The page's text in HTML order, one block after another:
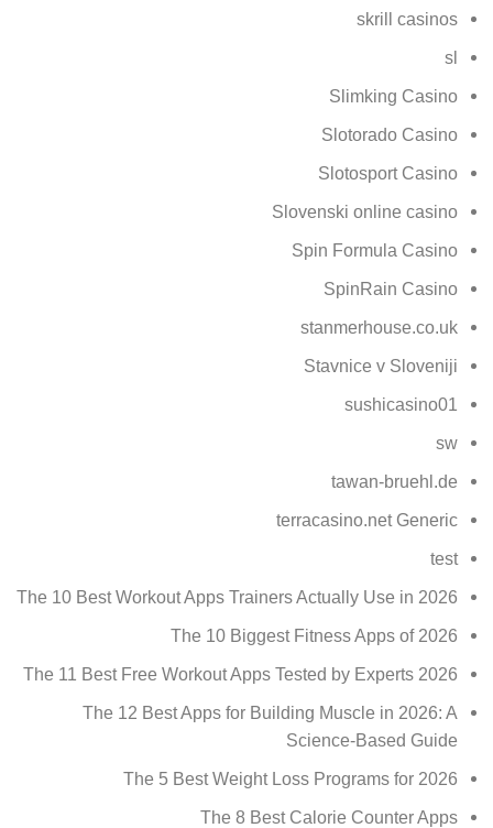
skrill casinos
sl
Slimking Casino
Slotorado Casino
Slotosport Casino
Slovenski online casino
Spin Formula Casino
SpinRain Casino
stanmerhouse.co.uk
Stavnice v Sloveniji
sushicasino01
sw
tawan-bruehl.de
terracasino.net Generic
test
The 10 Best Workout Apps Trainers Actually Use in 2026
The 10 Biggest Fitness Apps of 2026
The 11 Best Free Workout Apps Tested by Experts 2026
The 12 Best Apps for Building Muscle in 2026: A
Science-Based Guide
The 5 Best Weight Loss Programs for 2026
The 8 Best Calorie Counter Apps